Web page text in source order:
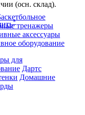
тренажеры
аксессуары
оборудование
для
Дартс
Домашние
(осн. склад).
*